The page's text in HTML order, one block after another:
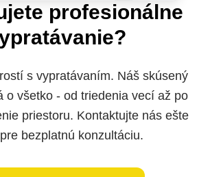
profesionálne
s vypratávaním. Náš skúsený
o všetko - od triedenia vecí až po
priestoru. Kontaktujte nás ešte
bezplatnú konzultáciu.